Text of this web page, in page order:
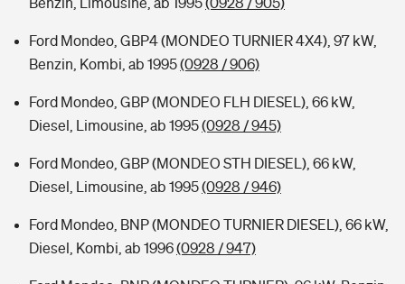
Ford Mondeo, GBP4 (MONDEO TURNIER 4X4), 97 kW,
Benzin, Kombi, ab 1995(0928 / 906)
Ford Mondeo, GBP (MONDEO FLH DIESEL), 66 kW,
Diesel, Limousine, ab 1995(0928 / 945)
Ford Mondeo, GBP (MONDEO STH DIESEL), 66 kW,
Diesel, Limousine, ab 1995(0928 / 946)
Ford Mondeo, BNP (MONDEO TURNIER DIESEL), 66 kW,
Diesel, Kombi, ab 1996(0928 / 947)